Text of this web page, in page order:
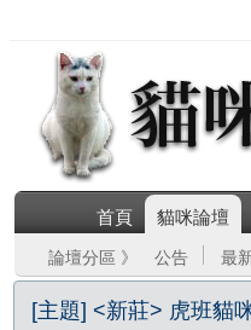
首頁 貓咪論壇
論壇分區 》 公告 最
[主題] <新莊> 虎班貓